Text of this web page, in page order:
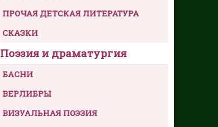
ПРОЧАЯ ДЕТСКАЯ ЛИТЕРАТУРА
СКАЗКИ
Поэзия и драматургия
БАСНИ
ВЕРЛИБРЫ
ВИЗУАЛЬНАЯ ПОЭЗИЯ